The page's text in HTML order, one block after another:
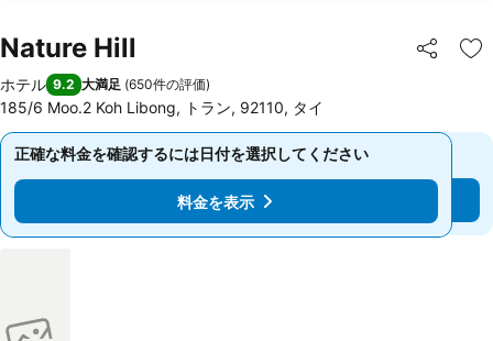
Nature Hill シェア お
ホテル 9.2 大満足 (650件の評価)
185/6 Moo.2 Koh Libong, トラン, 92110, タイ
正確な料金を確認するには日付を選択してください
料金を表示
正確な料金を確認するには日付を選択してください
料金を表示